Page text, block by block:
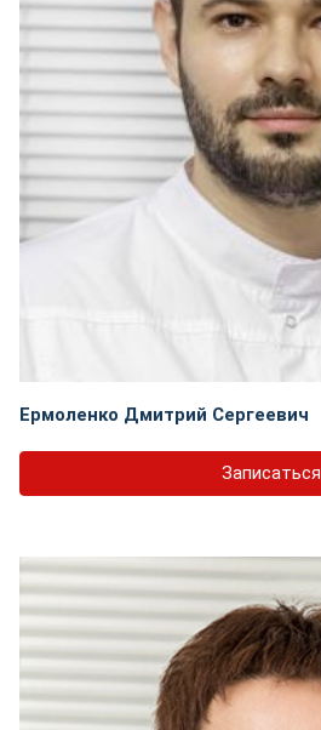
Ермоленко Дмитрий Сергеевич
Записаться